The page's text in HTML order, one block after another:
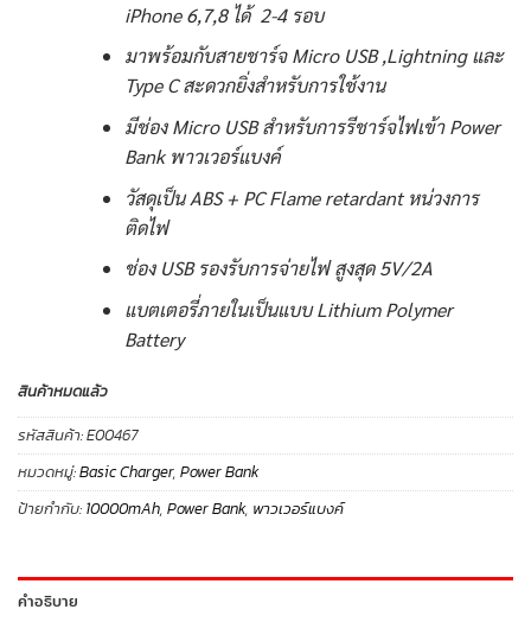
iPhone 6,7,8 ได้ 2-4 รอบ
มาพร้อมกับสายชาร์จ Micro USB ,Lightning และ
Type C สะดวกยิ่งสำหรับการใช้งาน
มีช่อง Micro USB สำหรับการรีชาร์จไฟเข้า Power
Bank พาวเวอร์แบงค์
วัสดุเป็น ABS + PC Flame retardant หน่วงการ
ติดไฟ
ช่อง USB รองรับการจ่ายไฟ สูงสุด 5V/2A
แบตเตอรี่ภายในเป็นแบบ Lithium Polymer
Battery
สินค้าหมดแล้ว
รหัสสินค้า:E00467
หมวดหมู่:Basic Charger, Power Bank
ป้ายกำกับ: 10000mAh, Power Bank, พาวเวอร์แบงค์
คำอธิบาย